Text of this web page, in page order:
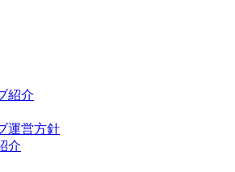
紹介
運営方針
介